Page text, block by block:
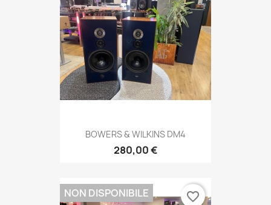
BOWERS & WILKINS DM4
280,00 €
NON DISPONIBILE favorite_border